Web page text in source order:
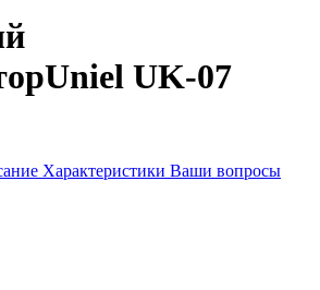
Uniel UK-07
Характеристики Ваши вопросы